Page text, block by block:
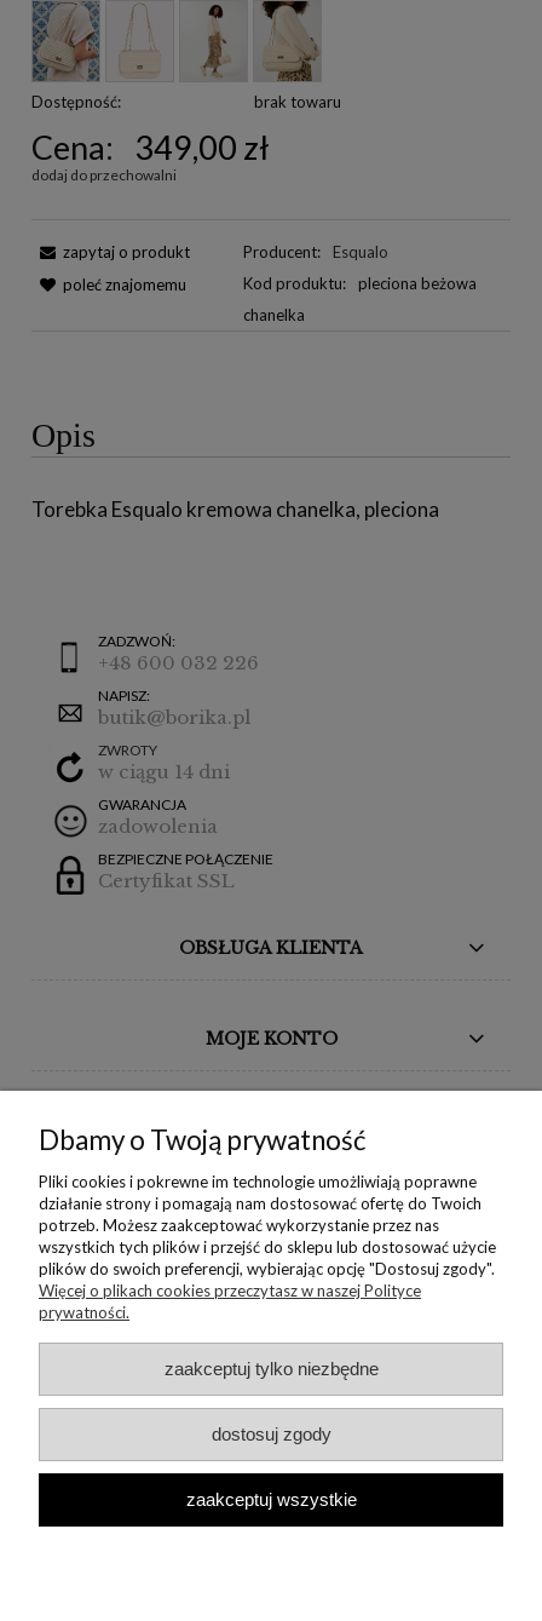
Dostępność: brak towaru
Cena: 349,00 zł
dodaj do przechowalni
Producent:
Esqualo
Kod produktu:
pleciona beżowa
chanelka
zapytaj o produkt
poleć znajomemu
Opis
Torebka Esqualo kremowa chanelka, pleciona
ZADZWOŃ:
+48 600 032 226
NAPISZ:
butik@borika.pl
ZWROTY
w ciągu 14 dni
GWARANCJA
zadowolenia
BEZPIECZNE POŁĄCZENIE
Certyfikat SSL
OBSŁUGA KLIENTA
MOJE KONTO
BORIKA DESIGN
MONIKA BORAK
NEWSLETTER
Copyright © 2022 Borika.pl
Dbamy o Twoją prywatność
Pliki cookies i pokrewne im technologie umożliwiają poprawne
działanie strony i pomagają nam dostosować ofertę do Twoich
potrzeb. Możesz zaakceptować wykorzystanie przez nas
wszystkich tych plików i przejść do sklepu lub dostosować użycie
plików do swoich preferencji, wybierając opcję "Dostosuj zgody".
Więcej o plikach cookies przeczytasz w naszej Polityce
prywatności.
zaakceptuj tylko niezbędne
dostosuj zgody
zaakceptuj wszystkie